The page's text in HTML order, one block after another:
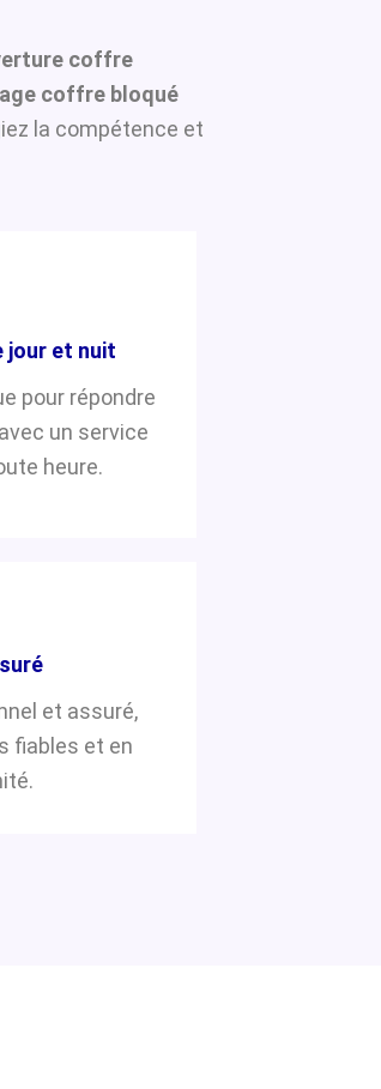
coffre
coffre bloqué
la compétence et
jour et nuit
pour répondre
un service
heure.
et assuré,
fiables et en